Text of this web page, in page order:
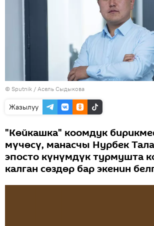
© Sputnik / Асель Сыдыкова
Жазылуу
"Көйкашка" коомдук
мүчөсү, манасчы Нурбек
эпосто күнүмдүк турмушта
калган сөздөр бар экенин